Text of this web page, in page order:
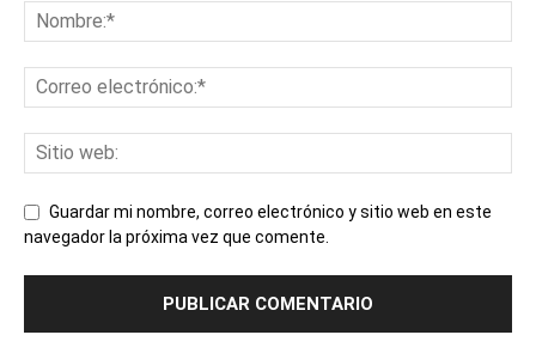
Guardar mi nombre, correo electrónico y sitio web en este
navegador la próxima vez que comente.